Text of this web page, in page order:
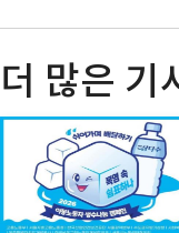
더 많은 기